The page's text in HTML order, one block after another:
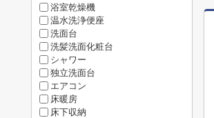
浴室乾燥機
温水洗浄便座
洗面台
洗髪洗面化粧台
シャワー
独立洗面台
エアコン
床暖房
床下収納